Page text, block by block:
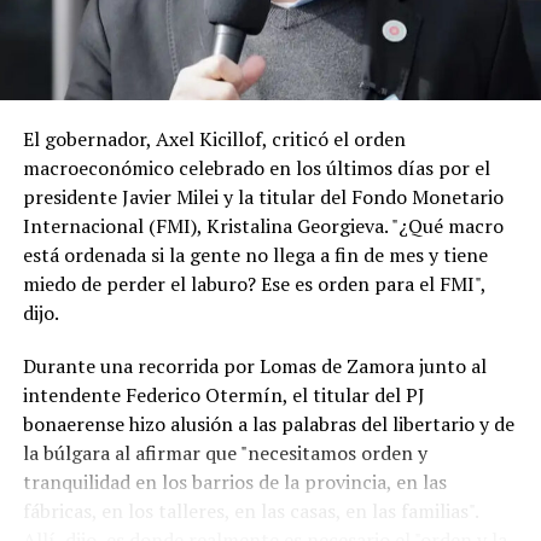
entienden que la visita de Lula, el año pasado a la
expresidenta Cristina Kirchner en su prisión
domiciliaria, previo a las elecciones legislativas, sumado
Dario Durigan, que trató de “payaso” a Milei, también
pueden ser calificadas como una injerencia externa en la
política doméstica. (TN)
El gobernador, Axel Kicillof, criticó el orden
macroeconómico celebrado en los últimos días por el
presidente Javier Milei y la titular del Fondo Monetario
Internacional (FMI), Kristalina Georgieva. "¿Qué macro
está ordenada si la gente no llega a fin de mes y tiene
miedo de perder el laburo? Ese es orden para el FMI",
dijo.
Durante una recorrida por Lomas de Zamora junto al
intendente Federico Otermín, el titular del PJ
bonaerense hizo alusión a las palabras del libertario y de
la búlgara al afirmar que "necesitamos orden y
tranquilidad en los barrios de la provincia, en las
fábricas, en los talleres, en las casas, en las familias".